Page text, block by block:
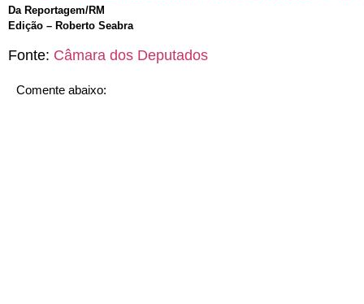
Da Reportagem/RM
Edição – Roberto Seabra
Fonte: Câmara dos Deputados
Comente abaixo: